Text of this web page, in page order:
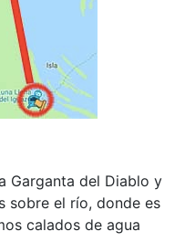
Garganta del Diablo y
sobre el río, donde es
calados de agua